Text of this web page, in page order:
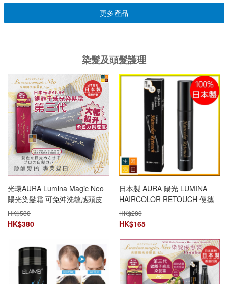
更多產品
染髮及頭髮護理
光環AURA Lumina Magic Neo
陽光染髮霜 可免沖洗敏感頭皮
UV 感光護髮劑 黑髮 SII升級 第
三代 授權行貨 日本製
HK$580
HK$380
日本製 AURA 陽光 LUMINA
HAIRCOLOR RETOUCH 便攜
式髮根光染髮劑20g
HK$280
HK$165